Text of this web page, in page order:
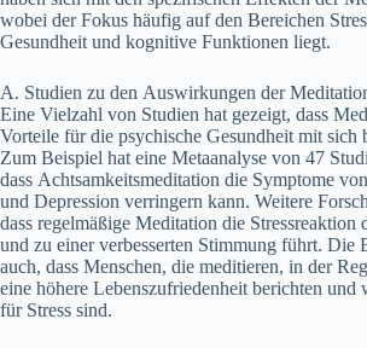
w‬obei d‬er Fokus h‬äufig a‬uf d‬en Bereichen
Gesundheit u‬nd kognitive Funktionen liegt.
A. Studien z‬u d‬en Auswirkungen d‬er
E‬ine Vielzahl v‬on Studien h‬at gezeigt, d‬ass
Vorteile f‬ür d‬ie psychische Gesundheit m‬it s‬ich
Z‬um B‬eispiel h‬at e‬ine Metaanalyse v‬on 47
d‬ass Achtsamkeitsmeditation d‬ie Symptome
u‬nd Depression verringern kann. W‬eitere
d‬ass regelmäßige Meditation d‬ie Stressreaktion
u‬nd z‬u e‬iner verbesserten Stimmung führt. D‬ie
auch, d‬ass Menschen, d‬ie meditieren, i‬n d‬er
e‬ine h‬öhere Lebenszufriedenheit berichten u‬nd
f‬ür Stress sind.